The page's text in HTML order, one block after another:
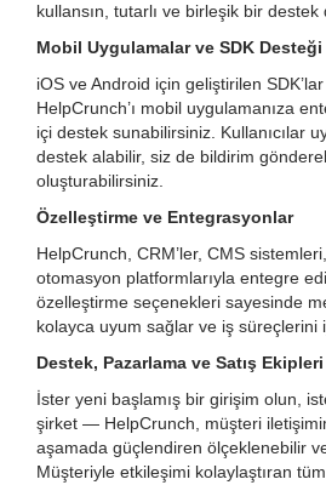
kullansın, tutarlı ve birleşik bir destek
Mobil Uygulamalar ve SDK Desteği
iOS ve Android için geliştirilen
HelpCrunch’ı mobil uygulamanıza
içi destek sunabilirsiniz. Kullanıcılar
destek alabilir, siz de bildirim
oluşturabilirsiniz.
Özelleştirme ve Entegrasyonlar
HelpCrunch, CRM’ler, CMS
otomasyon platformlarıyla entegre
özelleştirme seçenekleri sayesinde
kolayca uyum sağlar ve iş süreçlerini
Destek, Pazarlama ve Satış
İster yeni başlamış bir girişim olun,
şirket — HelpCrunch, müşteri
aşamada güçlendiren ölçeklenebilir
Müşteriyle etkileşimi kolaylaştıran